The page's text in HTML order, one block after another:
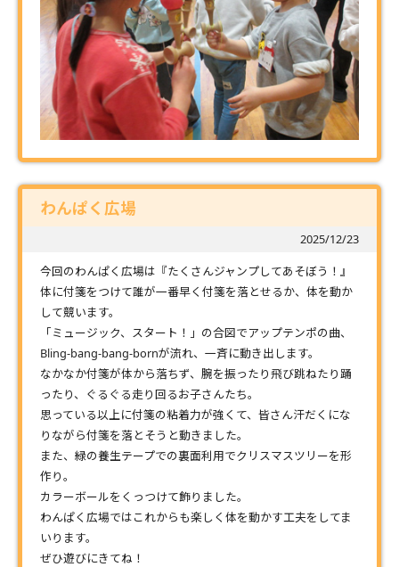
わんぱく広場
2025/12/23
今回のわんぱく広場は『たくさんジャンプしてあそぼう！』
体に付箋をつけて誰が一番早く付箋を落とせるか、体を動か
して競います。
「ミュージック、スタート！」の合図でアップテンポの曲、
Bling-bang-bang-bornが流れ、一斉に動き出します。
なかなか付箋が体から落ちず、腕を振ったり飛び跳ねたり踊
ったり、ぐるぐる走り回るお子さんたち。
思っている以上に付箋の粘着力が強くて、皆さん汗だくにな
りながら付箋を落とそうと動きました。
また、緑の養生テープでの裏面利用でクリスマスツリーを形
作り。
カラーボールをくっつけて飾りました。
わんぱく広場ではこれからも楽しく体を動かす工夫をしてま
いります。
ぜひ遊びにきてね！